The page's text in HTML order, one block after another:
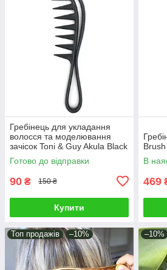
Гребінець для укладання
волосся та моделювання
зачісок Toni & Guy Akula Black
(YB-202)
Готово до відправки
90 ₴ 150 ₴
Купити
В
469
Топ продажів –10% –10%